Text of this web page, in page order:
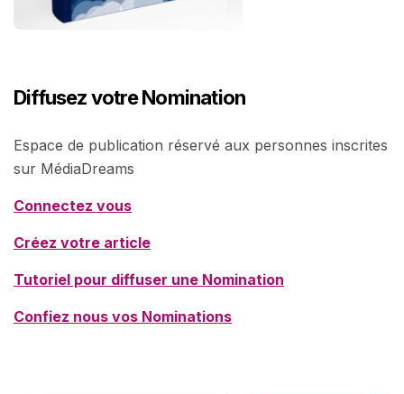
Diffusez votre Nomination
Espace de publication réservé aux personnes inscrites
sur MédiaDreams
Connectez vous
Créez votre article
Tutoriel pour diffuser une Nomination
Confiez nous vos Nominations